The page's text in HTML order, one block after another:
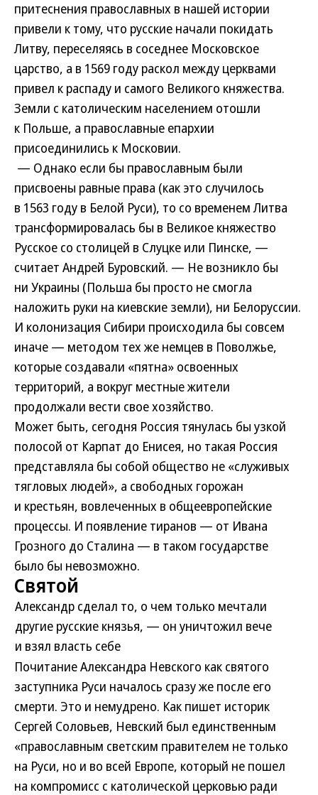
притеснения православных в нашей истории
привели к тому, что русские начали покидать
Литву, переселяясь в соседнее Московское
царство, а в 1569 году раскол между церквами
привел к распаду и самого Великого княжества.
Земли с католическим населением отошли
к Польше, а православные епархии
присоединились к Московии.
— Однако если бы православным были
присвоены равные права (как это случилось
в 1563 году в Белой Руси), то со временем Литва
трансформировалась бы в Великое княжество
Русское со столицей в Слуцке или Пинске, —
считает Андрей Буровский. — Не возникло бы
ни Украины (Польша бы просто не смогла
наложить руки на киевские земли), ни Белоруссии.
И колонизация Сибири происходила бы совсем
иначе — методом тех же немцев в Поволжье,
которые создавали «пятна» освоенных
территорий, а вокруг местные жители
продолжали вести свое хозяйство.
Может быть, сегодня Россия тянулась бы узкой
полосой от Карпат до Енисея, но такая Россия
представляла бы собой общество не «служивых
тягловых людей», а свободных горожан
и крестьян, вовлеченных в общеевропейские
процессы. И появление тиранов — от Ивана
Грозного до Сталина — в таком государстве
было бы невозможно.
Святой
Александр сделал то, о чем только мечтали
другие русские князья, — он уничтожил вече
и взял власть себе
Почитание Александра Невского как святого
заступника Руси началось сразу же после его
смерти. Это и немудрено. Как пишет историк
Сергей Соловьев, Невский был единственным
«православным светским правителем не только
на Руси, но и во всей Европе, который не пошел
на компромисс с католической церковью ради